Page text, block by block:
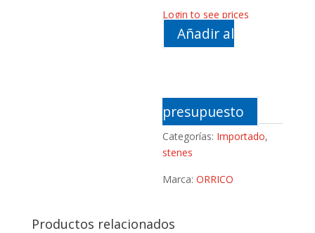
Login to see prices
Añadir al
presupuesto
Categorías: Importado,
stenes
Marca:ORRICO
Productos relacionados